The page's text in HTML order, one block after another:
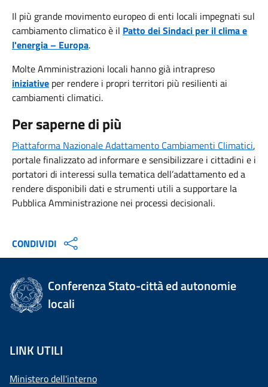
Il più grande movimento europeo di enti locali impegnati sul
cambiamento climatico è il Patto dei Sindaci per il clima e
l'energia – Europa.
Molte Amministrazioni locali hanno già intrapreso
iniziative per rendere i propri territori più resilienti ai
cambiamenti climatici.
Per saperne di più
Piattaforma Nazionale Adattamento Cambiamenti Climatici,
portale finalizzato ad informare e sensibilizzare i cittadini e i
portatori di interessi sulla tematica dell’adattamento ed a
rendere disponibili dati e strumenti utili a supportare la
Pubblica Amministrazione nei processi decisionali.
CONDIVIDI
Conferenza Stato-città ed autonomie
locali
LINK UTILI
Ministero dell'interno